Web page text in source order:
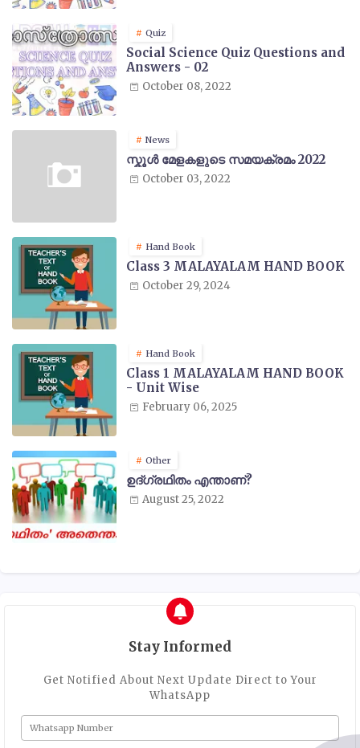
Quiz
Social Science Quiz Questions and
Answers - 02
October 08, 2022
News
സ്കൂൾ മേളകളുടെ സമയക്രമം 2022
October 03, 2022
Hand Book
Class 3 MALAYALAM HAND BOOK
October 29, 2024
Hand Book
Class 1 MALAYALAM HAND BOOK
- Unit Wise
February 06, 2025
Other
ഉദ്ഗ്രഥിതം എന്താണ്?
August 25, 2022
Stay Informed
Get Notified About Next Update Direct to Your
WhatsApp